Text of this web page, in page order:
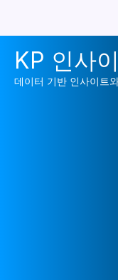
KP 인사
데이터 기반 인사이트